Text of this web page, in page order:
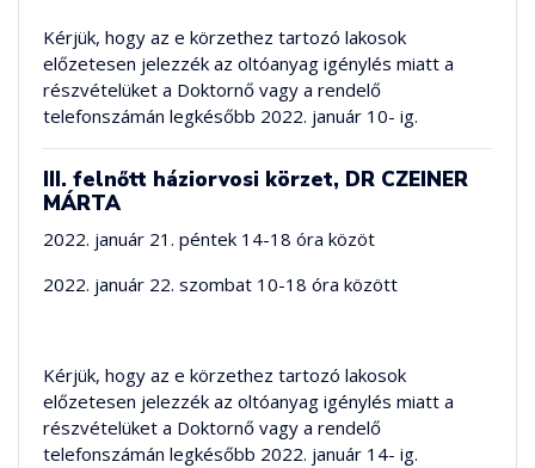
Kérjük, hogy az e körzethez tartozó lakosok
előzetesen jelezzék az oltóanyag igénylés miatt a
részvételüket a Doktornő vagy a rendelő
telefonszámán legkésőbb 2022. január 10- ig.
III. felnőtt háziorvosi körzet, DR CZEINER
MÁRTA
2022. január 21. péntek 14-18 óra közöt
2022. január 22. szombat 10-18 óra között
Kérjük, hogy az e körzethez tartozó lakosok
előzetesen jelezzék az oltóanyag igénylés miatt a
részvételüket a Doktornő vagy a rendelő
telefonszámán legkésőbb 2022. január 14- ig.